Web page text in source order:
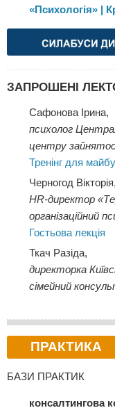
«Психологія» |
ЗАПРОШЕНІ
Сафонова Ірина,
психолог
центру
Тренінг для
Черногод Вікторія,
HR-директор
організаційний
Гостьова лекція
Ткач Разіда,
директорка
сімейний
ПРАКТИКА
БАЗИ ПРАКТИК
консалтингова